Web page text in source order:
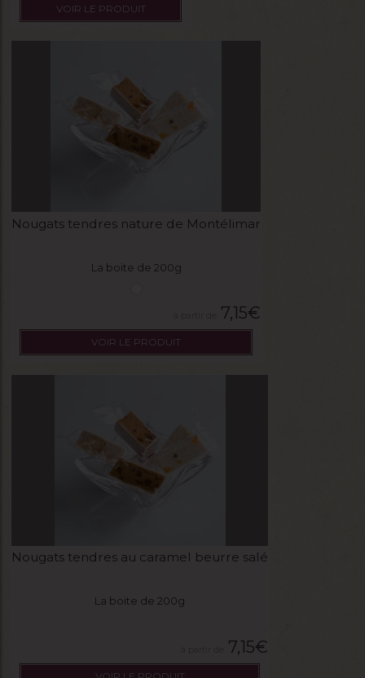
VOIR LE PRODUIT
Nougats tendres nature de Montélimar
La boite de 200g
7,15€
VOIR LE PRODUIT
Nougats tendres au caramel beurre salé
La boite de 200g
7,15€